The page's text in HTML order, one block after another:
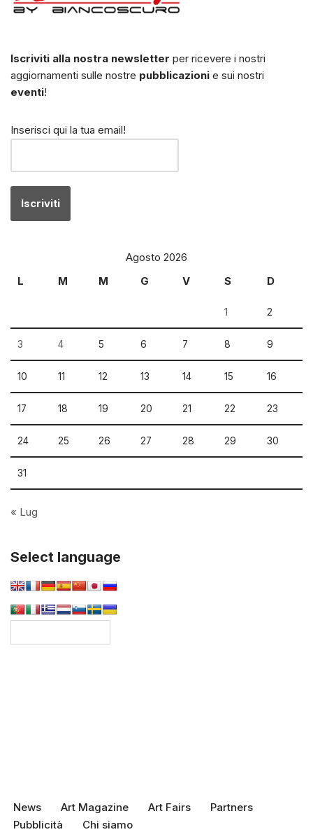
Iscriviti alla nostra newsletter per ricevere i nostri
aggiornamenti sulle nostre pubblicazioni e sui nostri
eventi!
Inserisci qui la tua email!
Agosto 2026
L
M M G V S D
1 2
3 4 5 6 7 8 9
10 11 12 13 14 15 16
17 18 19 20 21 22 23
24 25 26 27 28 29 30
31
« Lug
Select language
News Art Magazine Art Fairs
Partners
Pubblicità
Chi siamo